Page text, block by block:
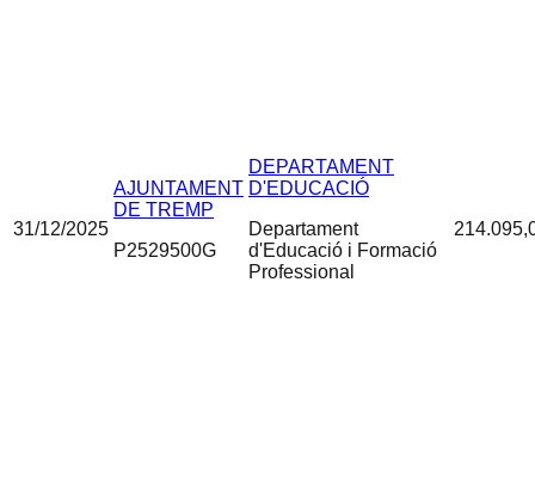
31/12/2025
AJUNTAMENT
DE TREMP
P2529500G
DEPARTAMENT
D'EDUCACIÓ
Departament
d'Educació i Formació
Professional